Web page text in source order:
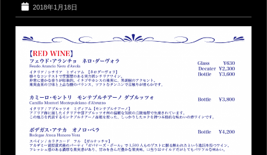
2018年1月18日